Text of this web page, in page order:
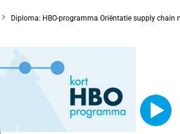
Diploma: HBO-programma Oriëntatie supply chain